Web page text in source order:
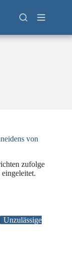
von
zufolge
Unzulässige